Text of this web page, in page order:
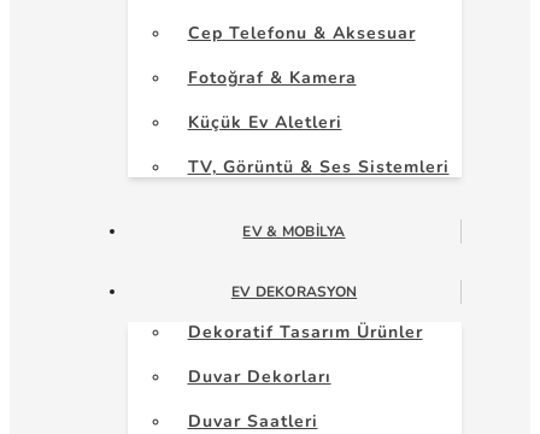
Cep Telefonu & Aksesuar
Fotoğraf & Kamera
Küçük Ev Aletleri
TV, Görüntü & Ses Sistemleri
EV & MOBILYA
EV DEKORASYON
Dekoratif Tasarım Ürünler
Duvar Dekorları
Duvar Saatleri